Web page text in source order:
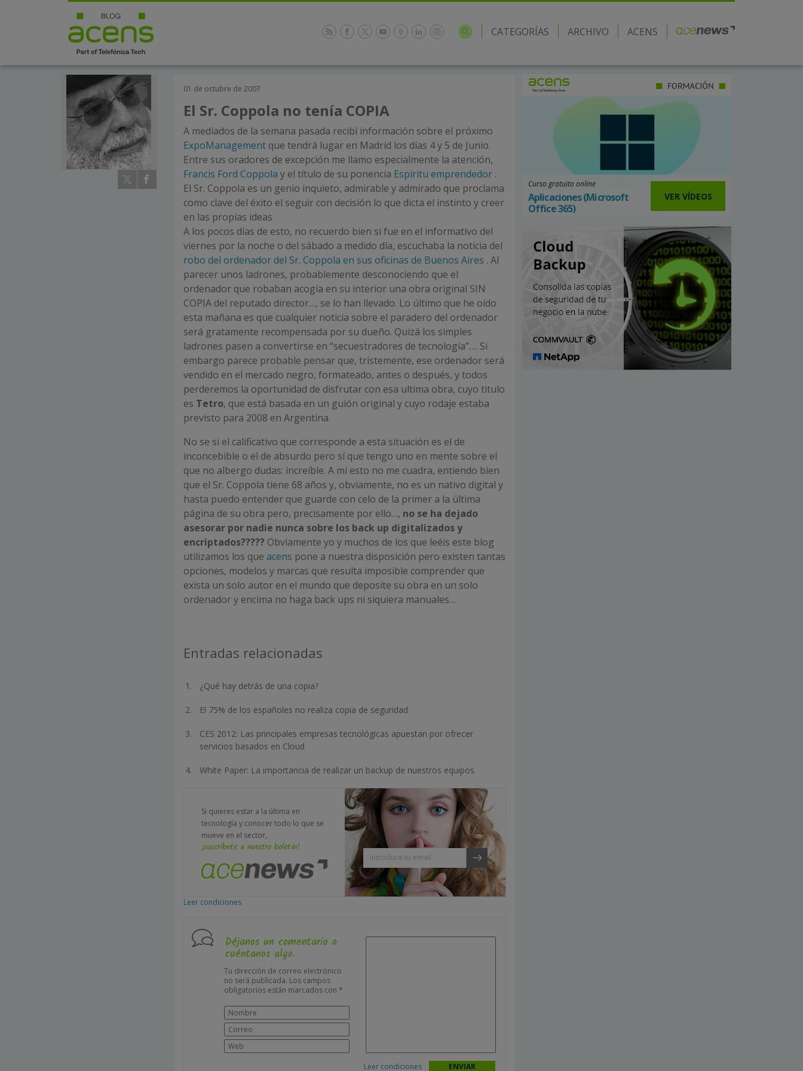
CATEGORÍAS ARCHIVO ACENS
01 de octubre de 2007
El Sr. Coppola no tenía COPIA
A mediados de la semana pasada recibí información sobre el próximo
ExpoManagement que tendrá lugar en Madrid los días 4 y 5 de Junio.
Entre sus oradores de excepción me llamo especialmente la atención,
Francis Ford Coppola y el título de su ponencia Espíritu emprendedor .
El Sr. Coppola es un genio inquieto, admirable y admirado que proclama
como clave del éxito el seguir con decisión lo que dicta el instinto y creer
en las propias ideas
A los pocos días de esto, no recuerdo bien si fue en el informativo del
viernes por la noche o del sábado a medido día, escuchaba la noticia del
robo del ordenador del Sr. Coppola en sus oficinas de Buenos Aires . Al
parecer unos ladrones, probablemente desconociendo que el
ordenador que robaban acogía en su interior una obra original SIN
COPIA del reputado director…, se lo han llevado. Lo último que he oído
esta mañana es que cualquier noticia sobre el paradero del ordenador
será gratamente recompensada por su dueño. Quizá los simples
ladrones pasen a convertirse en “secuestradores de tecnología”…. Si
embargo parece probable pensar que, tristemente, ese ordenador será
vendido en el mercado negro, formateado, antes o después, y todos
perderemos la oportunidad de disfrutar con esa ultima obra, cuyo titulo
es Tetro, que está basada en un guión original y cuyo rodaje estaba
previsto para 2008 en Argentina.
No se si el calificativo que corresponde a esta situación es el de
inconcebible o el de absurdo pero sí que tengo uno en mente sobre el
que no albergo dudas: increíble. A mi esto no me cuadra, entiendo bien
que el Sr. Coppola tiene 68 años y, obviamente, no es un nativo digital y
hasta puedo entender que guarde con celo de la primer a la última
página de su obra pero, precisamente por ello…, no se ha dejado
asesorar por nadie nunca sobre los back up digitalizados y
encriptados????? Obviamente yo y muchos de los que leéis este blog
utilizamos los que acens pone a nuestra disposición pero existen tantas
opciones, modelos y marcas que resulta imposible comprender que
exista un solo autor en el mundo que deposite su obra en un solo
ordenador y encima no haga back ups ni siquiera manuales…
Entradas relacionadas
¿Qué hay detrás de una copia?
El 75% de los españoles no realiza copia de seguridad
CES 2012: Las principales empresas tecnológicas apuestan por ofrecer
servicios basados en Cloud
White Paper: La importancia de realizar un backup de nuestros equipos
Si quieres estar a la última en
tecnología y conocer todo lo que se
mueve en el sector,
¡suscríbete a nuestro boletín!
Leer condiciones
Déjanos un comentario o
cuéntanos algo.
Tu dirección de correo electrónico
no será publicada. Los campos
obligatorios están marcados con *
Leer condiciones
Curso gratuito online
Aplicaciones (Microsoft
Office 365)
VER VÍDEOS